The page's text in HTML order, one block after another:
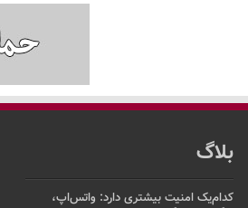
بلاگ
کدام‌یک امنیت بیشتری دارد: واتس‌اپ،